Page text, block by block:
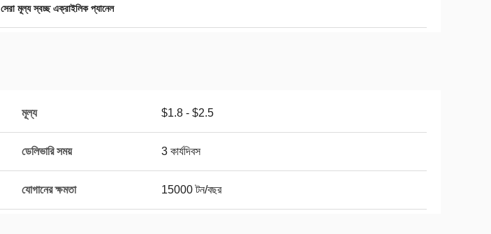
সেরা মূল্য স্বচ্ছ এক্রাইলিক প্যানেল
মূল্য $1.8 - $2.5
ডেলিভারি সময় 3 কার্যদিবস
যোগানের ক্ষমতা 15000 টন/বছর